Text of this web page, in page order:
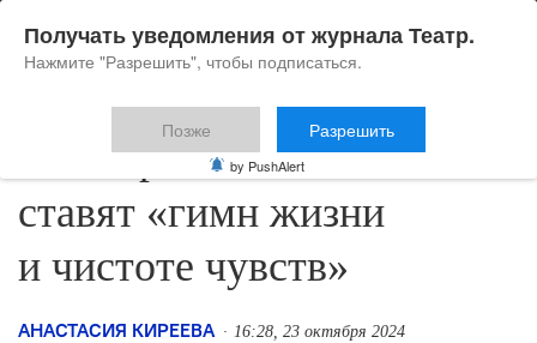
В Театре имени Ленсовета
ставят «гимн жизни
и чистоте чувств»
АНАСТАСИЯ КИРЕЕВА 16:28, 23 октября 2024
Получать уведомления от журнала Театр.
Нажмите "Разрешить", чтобы подписаться.
Позже Разрешить
by PushAlert